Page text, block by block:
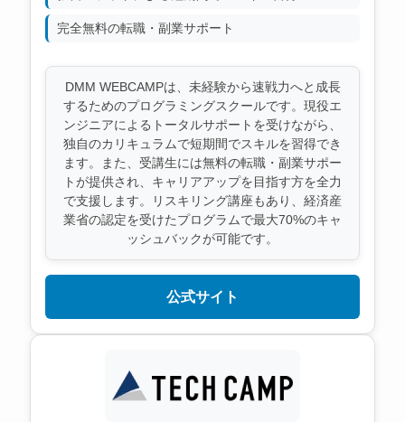
完全無料の転職・副業サポート
DMM WEBCAMPは、未経験から速戦力へと成長
するためのプログラミングスクールです。現役エ
ンジニアによるトータルサポートを受けながら、
独自のカリキュラムで短期間でスキルを習得でき
ます。また、受講生には無料の転職・副業サポー
トが提供され、キャリアアップを目指す方を全力
で支援します。リスキリング講座もあり、経済産
業省の認定を受けたプログラムで最大70%のキャ
ッシュバックが可能です。
公式サイト